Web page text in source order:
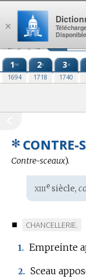
Aller au contenu
1re
1694
2e
1718
3e
1740
✻ CONTRE-
Contre-sceaux).
Étymologie
:
xiiiesiècle,
■
MARQUE
DOMAINE
CHANCELLERIE.
1. Empreinte
2. Sceau
×